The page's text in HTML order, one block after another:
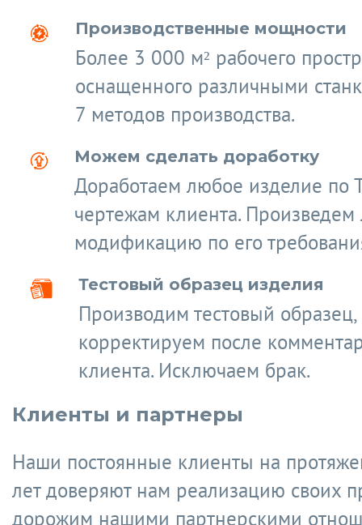
Производственные мощности
Более 3 000 м² рабочего
оснащенного различными
7 методов производства.
Можем сделать доработку
Доработаем любое изделие по
чертежам клиента.
модификацию по его
Тестовый образец изделия
Производим тестовый образец,
корректируем после
клиента. Исключаем брак.
Клиенты и партнеры
Наши постоянные клиенты на
лет доверяют нам реализацию своих
дорожим нашими партнерскими